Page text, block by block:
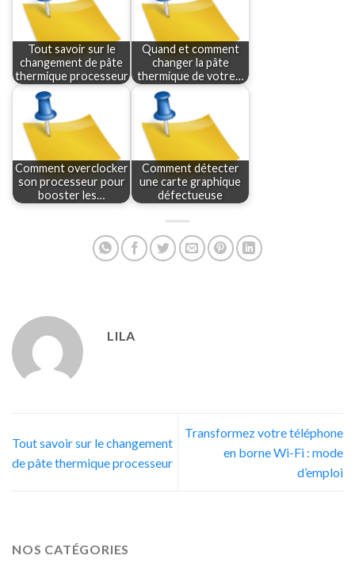
Tout savoir sur le
changement de pâte
thermique processeur
Quand et comment
changer la pâte
thermique de votre…
Comment overclocker
son processeur pour
booster les…
Comment détecter
une carte graphique
défectueuse
LILA
Tout savoir sur le changement
de pâte thermique processeur
Transformez votre téléphone
en borne Wi-Fi : mode
d’emploi
NOS CATÉGORIES